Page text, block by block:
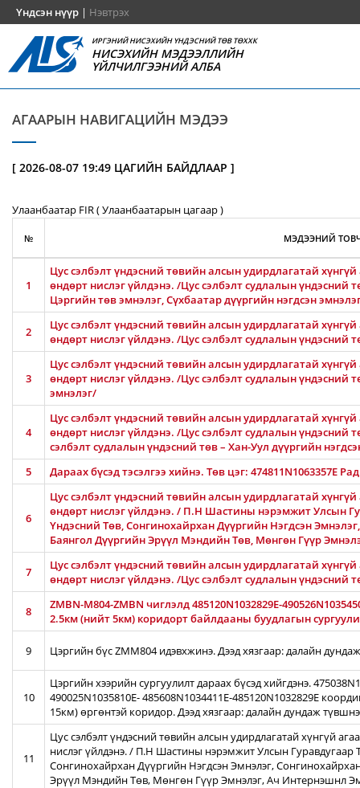
Үндсэн нүүр | Нэвтрэх
ИРГЭНИЙ НИСЭХИЙН ҮНДЭСНИЙ ТӨВ ТӨХХК
НИСЭХИЙН МЭДЭЭЛЛИЙН
ҮЙЛЧИЛГЭЭНИЙ АЛБА
АГААРЫН НАВИГАЦИЙН МЭДЭЭ
[ 2026-08-07 19:49 ЦАГИЙН БАЙДЛААР ]
Улаанбаатар FIR ( Улаанбаатарын цагаар )
№ МЭДЭЭНИЙ
1
Цус сэлбэлт үндэсний төвийн алсын удирдлагатай
өндөрт нислэг үйлдэнэ. /Цус сэлбэлт судлалын үндэсний
Цэргийн төв эмнэлэг, Сүхбаатар дүүргийн нэгдсэн
2
Цус сэлбэлт үндэсний төвийн алсын удирдлагатай
өндөрт нислэг үйлдэнэ. /Цус сэлбэлт судлалын үндэсний
3
Цус сэлбэлт үндэсний төвийн алсын удирдлагатай
өндөрт нислэг үйлдэнэ. /Цус сэлбэлт судлалын
эмнэлэг/
4
Цус сэлбэлт үндэсний төвийн алсын удирдлагатай
өндөрт нислэг үйлдэнэ. /Цус сэлбэлт судлалын үндэсний
сэлбэлт судлалын үндэсний төв – Хан-Уул дүүргийн
5
Дараах бүсэд тэсэлгээ хийнэ. Төв цэг: 474811N1063357E
6
Цус сэлбэлт үндэсний төвийн алсын удирдлагатай
өндөрт нислэг үйлдэнэ. / П.Н Шастины нэрэмжит Улсын
Үндэсний Төв, Сонгинохайрхан Дүүргийн Нэгдсэн
Баянгол Дүүргийн Эрүүл Мэндийн Төв, Мөнгөн Гүүр
7
Цус сэлбэлт үндэсний төвийн алсын удирдлагатай
өндөрт нислэг үйлдэнэ. /Цус сэлбэлт судлалын
8
ZMBN-M804-ZMBN чиглэлд 485120N1032829E-
2.5км (нийт 5км) коридорт байлдааны буудлагын
9 Цэргийн бүс ZMM804 идэвхжинэ. Дээд хязгаар: далайн
10
Цэргийн хээрийн сургуулилт дараах бүсэд хийгдэнэ.
490025N1035810E- 485608N1034411E-485120N1032829E
15км) өргөнтэй коридор. Дээд хязгаар: далайн дундаж
11
Цус сэлбэлт үндэсний төвийн алсын удирдлагатай хүнгүй
нислэг үйлдэнэ. / П.Н Шастины нэрэмжит Улсын Гуравдугаар
Сонгинохайрхан Дүүргийн Нэгдсэн Эмнэлэг,
Эрүүл Мэндийн Төв, Мөнгөн Гүүр Эмнэлэг, Ач Интернэшнл